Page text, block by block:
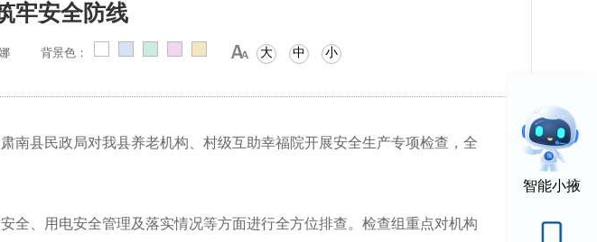
智能小掖
牢安全防线
背景色： 大 中 小
南县民政局对我县养老机构、村级互助幸福院开展安全生产专项检查，全
全、用电安全管理及落实情况等方面进行全方位排查。检查组重点对机构